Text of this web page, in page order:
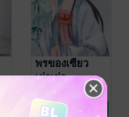
พรของเซียว
เย่วเย่ว
ปลายฝนต้นหนาว /
Thonkao_oo
นิยายรักจีนโบราณ
12 Rating